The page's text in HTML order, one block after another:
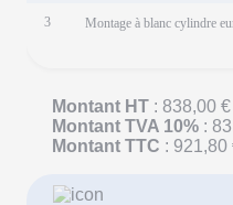
3 Montage à blanc cylindre
Montant HT : 838,00 €
Montant TVA 10% :
Montant TTC : 921,80